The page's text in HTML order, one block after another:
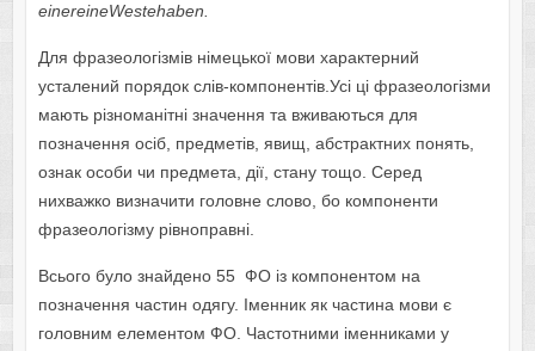
einereineWestehaben.
Для фразеологізмів німецької мови характерний
усталений порядок слів-компонентів.Усі ці фразеологізми
мають різноманітні значення та вживаються для
позначення осіб, предметів, явищ, абстрактних понять,
ознак особи чи предмета, дії, стану тощо. Серед
нихважко визначити головне слово, бо компоненти
фразеологізму рівноправні.
Всього було знайдено 55 ФО із компонентом на
позначення частин одягу. Іменник як частина мови є
головним елементом ФО. Частотними іменниками у